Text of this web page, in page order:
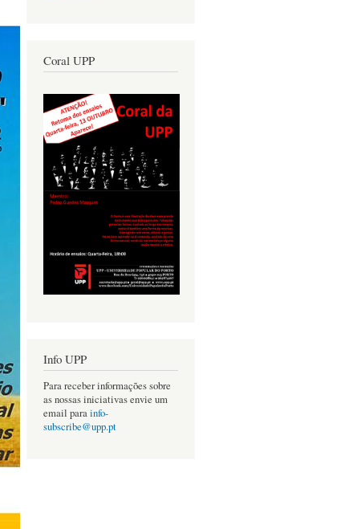
Coral UPP
Info UPP
Para receber informações sobre
as nossas iniciativas envie um
email parainfo-
subscribe@upp.pt